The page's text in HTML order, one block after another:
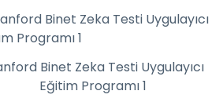
Binet Zeka Testi Uygulayıcı
Eğitim Programı 1